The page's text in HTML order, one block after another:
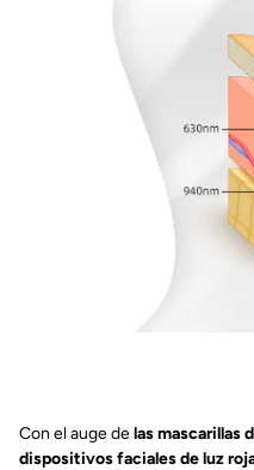
Con el auge delas mascarillas
dispositivos faciales de luz